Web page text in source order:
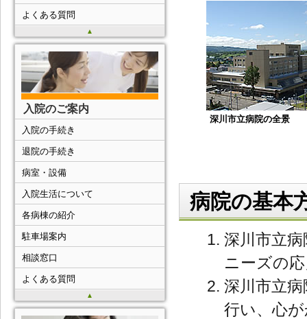
深川市立病院の全景
病院の基本
深川市立
ニーズの
深川市立
行い、心
▲
よくある質問
入院のご案内
▲
入院の手続き
退院の手続き
病室・設備
入院生活について
各病棟の紹介
駐車場案内
相談窓口
よくある質問